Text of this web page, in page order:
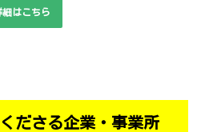
細はこちら
ださる企業・事業所